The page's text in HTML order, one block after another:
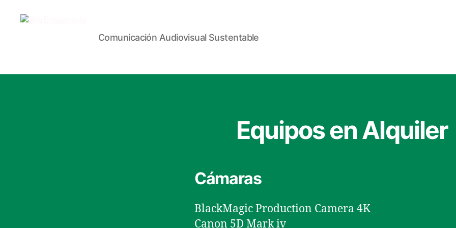
Empanada
Comunicación Audiovisual Sustentable
Equipos en Alquiler
Cámaras
BlackMagic Production Camera 4K
Canon 5D Mark iv